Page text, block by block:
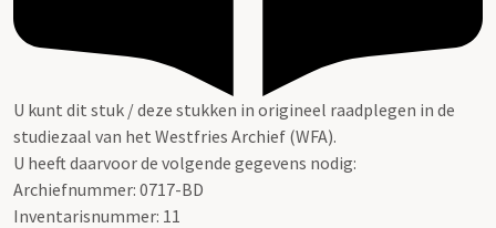
U kunt dit stuk / deze stukken in origineel raadplegen in de
studiezaal van het Westfries Archief (WFA).
U heeft daarvoor de volgende gegevens nodig:
Archiefnummer: 0717-BD
Inventarisnummer: 11